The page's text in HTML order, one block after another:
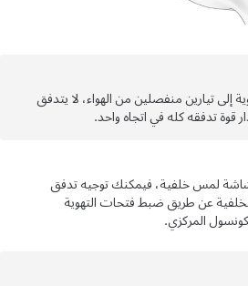
تيارين منفصلين من الهواء، لا يتدفق
تدفقه كله في اتجاه واحد.
لمس خلفية، فيمكنك توجيه تدفق
عن طريق ضبط فتحات التهوية
المركزي.